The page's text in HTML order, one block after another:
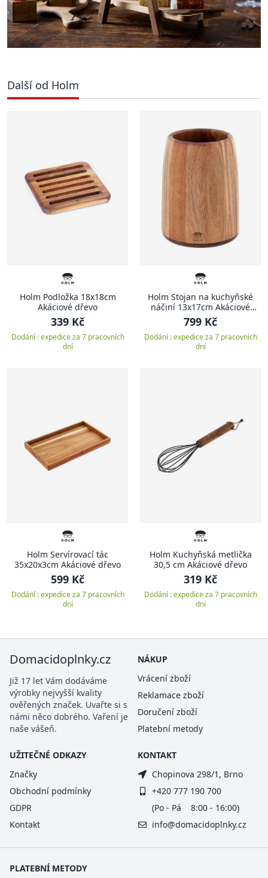
Další od Holm
Holm Podložka 18x18cm
Akáciové dřevo
339 Kč
Dodání : expedice za 7 pracovních
dní
Holm Stojan na kuchyňské
náčiní 13x17cm Akáciové
dřevo
799 Kč
Dodání : expedice za 7 pracovních
dní
Holm Servírovací tác
35x20x3cm Akáciové dřevo
599 Kč
Dodání : expedice za 7 pracovních
dní
Holm Kuchyňská metlička
30,5 cm Akáciové dřevo
319 Kč
Dodání : expedice za 7 pracovních
dní
Domacidoplnky.cz
Již 17 let Vám dodáváme
výrobky nejvyšší kvality
ověřených značek. Uvařte si s
námi něco dobrého. Vaření je
naše vášeň.
NÁKUP
Vrácení zboží
Reklamace zboží
Doručení zboží
Platební metody
UŽITEČNÉ ODKAZY
Značky
Obchodní podmínky
GDPR
Kontakt
KONTAKT
Chopinova 298/1, Brno
+420 777 190 700
(Po - Pá 8:00 - 16:00)
info@domacidoplnky.cz
PLATEBNÍ METODY